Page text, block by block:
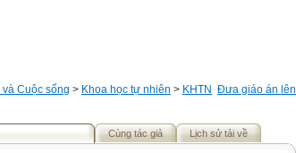
Đưa giáo án lên
và Cuộc sống > Khoa học tự nhiên > KHTN
Cùng tác giả Lịch sử tải về